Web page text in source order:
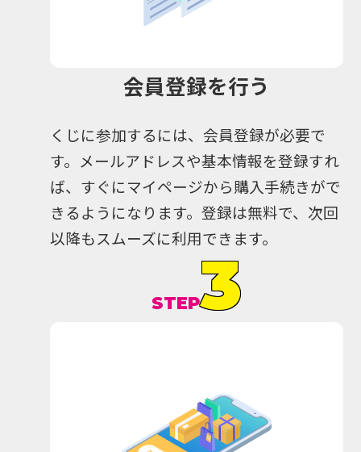
会員登録を行う
くじに参加するには、会員登録が必要で
す。メールアドレスや基本情報を登録すれ
ば、すぐにマイページから購入手続きがで
きるようになります。登録は無料で、次回
以降もスムーズに利用できます。
STEP3